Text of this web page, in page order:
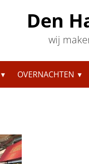
Den
wij
OVERNACHTEN